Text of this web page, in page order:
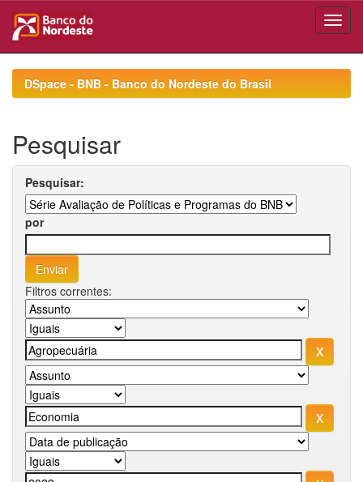
navigationDSpace - BNB - Banco do Nordeste do Brasil
Pesquisar
Pesquisar:
por
Filtros correntes: